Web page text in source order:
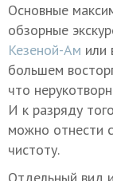
Основные
обзорные
Кезеной-Ам или
большем
что
И к разряду
можно отнести
чистоту.